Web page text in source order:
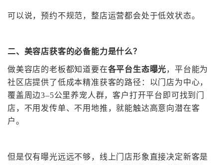
可以说，预约不规范，整店运营都会处于低效状态。
二、 美容店获客的必备能力是什么？
做美容店的老板都知道要在各平台生态曝光，平台能为
社区店提供了低成本精准获客的路径：以门店为中心，
覆盖周边3–5公里养宠人群，客户打开平台即可找到门
店，不用发传单、不用地推，就能触达高意向潜在客
户。
但是仅有曝光远远不够，线上门店形象直接决定新客是